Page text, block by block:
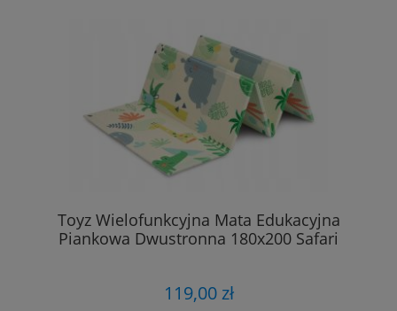
Toyz Wielofunkcyjna Mata Edukacyjna
Piankowa Dwustronna 180x200 Safari
119,00 zł